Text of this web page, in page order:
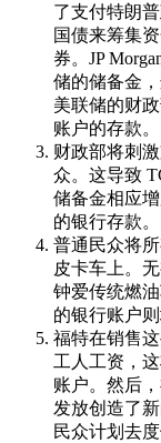
了支付特朗
国债来筹集
券。JP
储的储备金
美联储的财
账户的存款。
财政部将刺
众。这导致
储备金相应
的银行存款。
普通民众将
皮卡车上。
钟爱传统燃
的银行账户则
福特在销售
工人工资，
账户。然后
发放创造了
民众计划去